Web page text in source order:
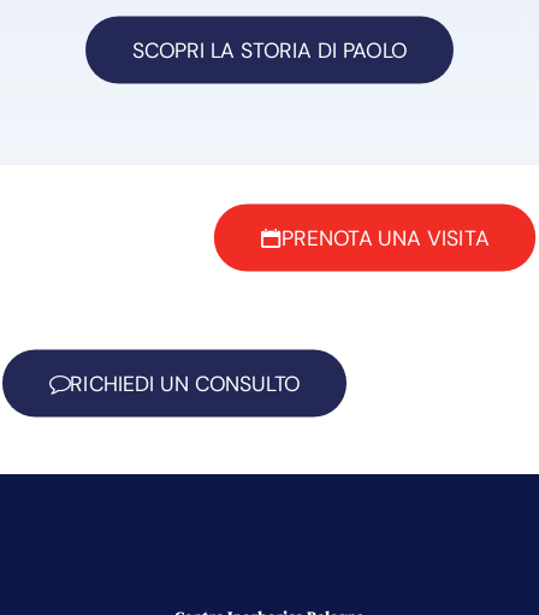
SCOPRI LA STORIA DI PAOLO
PRENOTA UNA VISITA
RICHIEDI UN CONSULTO